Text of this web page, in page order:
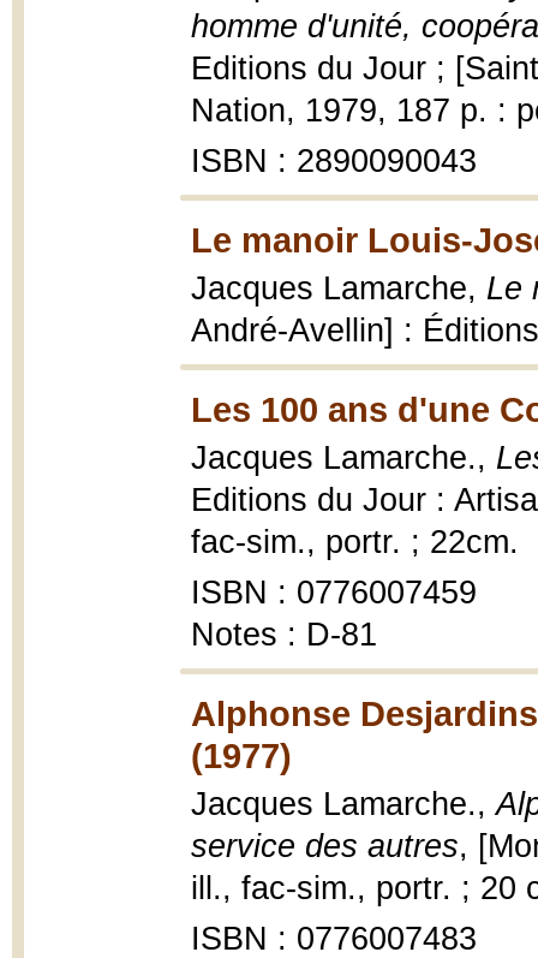
homme d'unité,
Editions du Jour ;
Nation, 1979, 187 p. :
ISBN : 2890090043
Le manoir Louis-
Jacques Lamarche, Le
André-Avellin] :
Les 100 ans d'une
Jacques Lamarche.,
Editions du Jour :
fac-sim., portr. ; 22cm.
ISBN : 0776007459
Notes : D-81
Alphonse
(1977)
Jacques Lamarche.,
service des autres,
ill., fac-sim., portr. ; 20
ISBN : 0776007483